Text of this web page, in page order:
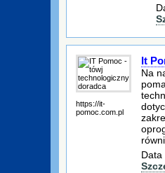
https://it-
pomoc.com.pl
It
Na
Data